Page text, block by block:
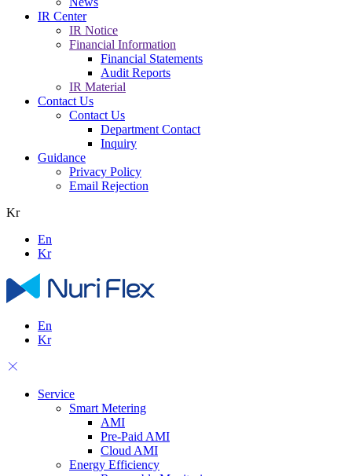
IR Center
IR Notice
Financial Information
Financial Statements
Audit Reports
IR Material
Contact Us
Contact Us
Department Contact
Inquiry
Guidance
Privacy Policy
Email Rejection
Kr
En
Kr
En
Kr
Service
Smart Metering
AMI
Pre-Paid AMI
Cloud AMI
Energy Efficiency